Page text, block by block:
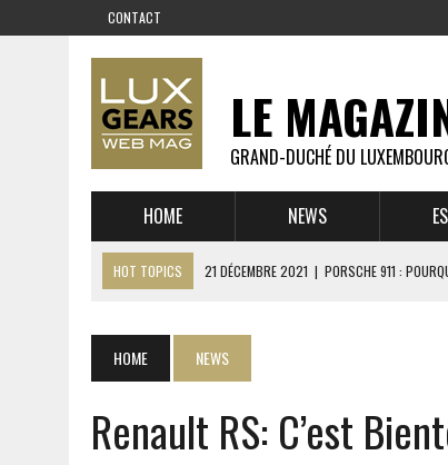
CONTACT
LE
GRAND-DUCHÉ DU
HOME NEWS
HOT TOPICS 21 DÉCEMBRE 2021 | PORSCHE 911 :
1 JUIN 2021 | GROUPE 3 : ALPINE A110 1600 S VS PORSCHE
| DE L’HUILE SUR LA PISTE – ART CARS
22 OCTOBRE 2020
EXPO MAZDA 100 ANS – AUTOWORLD
HOME NEWS
Renault RS: C’est